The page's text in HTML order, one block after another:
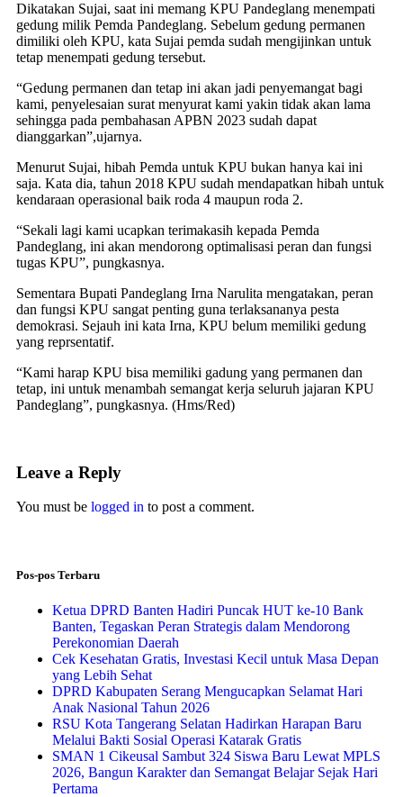
Dikatakan Sujai, saat ini memang KPU Pandeglang menempati
gedung milik Pemda Pandeglang. Sebelum gedung permanen
dimiliki oleh KPU, kata Sujai pemda sudah mengijinkan untuk
tetap menempati gedung tersebut.
“Gedung permanen dan tetap ini akan jadi penyemangat bagi
kami, penyelesaian surat menyurat kami yakin tidak akan lama
sehingga pada pembahasan APBN 2023 sudah dapat
dianggarkan”,ujarnya.
Menurut Sujai, hibah Pemda untuk KPU bukan hanya kai ini
saja. Kata dia, tahun 2018 KPU sudah mendapatkan hibah untuk
kendaraan operasional baik roda 4 maupun roda 2.
“Sekali lagi kami ucapkan terimakasih kepada Pemda
Pandeglang, ini akan mendorong optimalisasi peran dan fungsi
tugas KPU”, pungkasnya.
Sementara Bupati Pandeglang Irna Narulita mengatakan, peran
dan fungsi KPU sangat penting guna terlaksananya pesta
demokrasi. Sejauh ini kata Irna, KPU belum memiliki gedung
yang reprsentatif.
“Kami harap KPU bisa memiliki gadung yang permanen dan
tetap, ini untuk menambah semangat kerja seluruh jajaran KPU
Pandeglang”, pungkasnya. (Hms/Red)
Leave a Reply
You must be logged in to post a comment.
Pos-pos Terbaru
Ketua DPRD Banten Hadiri Puncak HUT ke-10 Bank
Banten, Tegaskan Peran Strategis dalam Mendorong
Perekonomian Daerah
Cek Kesehatan Gratis, Investasi Kecil untuk Masa Depan
yang Lebih Sehat
DPRD Kabupaten Serang Mengucapkan Selamat Hari
Anak Nasional Tahun 2026
RSU Kota Tangerang Selatan Hadirkan Harapan Baru
Melalui Bakti Sosial Operasi Katarak Gratis
SMAN 1 Cikeusal Sambut 324 Siswa Baru Lewat MPLS
2026, Bangun Karakter dan Semangat Belajar Sejak Hari
Pertama